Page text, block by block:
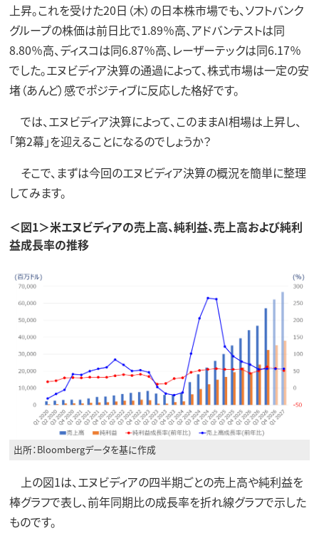
上昇。これを受けた20日（木）の日本株市場でも、ソフトバンク
グループの株価は前日比で1.89％高、アドバンテストは同
8.80％高、ディスコは同6.87％高、レーザーテックは同6.17％
でした。エヌビディア決算の通過によって、株式市場は一定の安
堵（あんど）感でポジティブに反応した格好です。
では、エヌビディア決算によって、このままAI相場は上昇し、
「第2幕」を迎えることになるのでしょうか？
そこで、まずは今回のエヌビディア決算の概況を簡単に整理
してみます。
＜図1＞米エヌビディアの売上高、純利益、売上高および純利
益成長率の推移
出所：Bloombergデータを基に作成
上の図1は、エヌビディアの四半期ごとの売上高や純利益を
棒グラフで表し、前年同期比の成長率を折れ線グラフで示した
ものです。